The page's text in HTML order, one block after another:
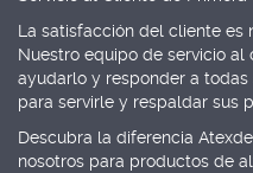
La satisfacción del cliente es
Nuestro equipo de servicio
ayudarlo y responder a
para servirle y respaldar sus
Descubra la diferencia
nosotros para productos de